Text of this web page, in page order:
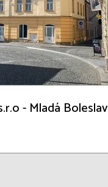
- Mladá Boleslav